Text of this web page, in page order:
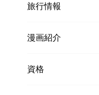
旅行情報
漫画紹介
資格